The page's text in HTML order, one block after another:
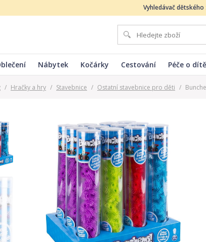
Vyhledávač
Nábytek Kočárky Cestování Péče o dítě
/ Hračky a hry / Stavebnice / Ostatní stavebnice pro děti /